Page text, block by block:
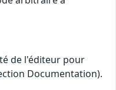
de l'éditeur pour
Documentation).